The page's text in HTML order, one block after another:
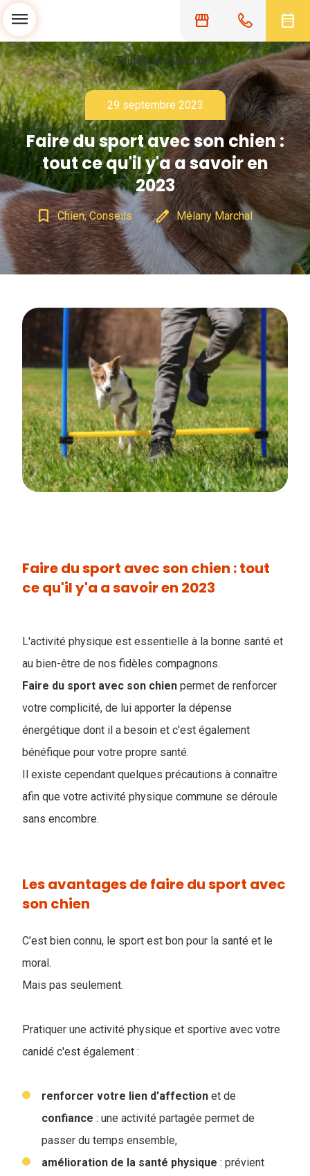
storefront date_range
menu
chevron_left Toutes les actualités
29 septembre 2023
Faire du sport avec son chien :
tout ce qu'il y'a a savoir en
2023
bookmark_border Chien, Conseils edit Mélany Marchal
Faire du sport avec son chien : tout
ce qu'il y'a a savoir en 2023
L'activité physique est essentielle à la bonne santé et
au bien-être de nos fidèles compagnons.
Faire du sport avec son chien permet de renforcer
votre complicité, de lui apporter la dépense
énergétique dont il a besoin et c'est également
bénéfique pour votre propre santé.
Il existe cependant quelques précautions à connaître
afin que votre activité physique commune se déroule
sans encombre.
Les avantages de faire du sport avec
son chien
C'est bien connu, le sport est bon pour la santé et le
moral.
Mais pas seulement.
Pratiquer une activité physique et sportive avec votre
canidé c'est également :
renforcer votre lien d'affection et de
confiance : une activité partagée permet de
passer du temps ensemble,
amélioration de la santé physique : prévient